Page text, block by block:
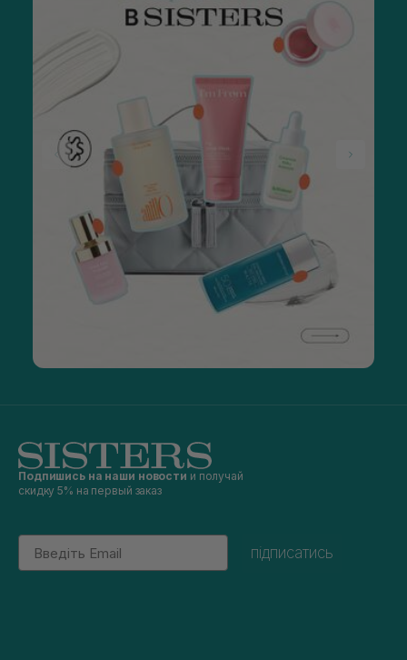
Подпишись на наши новости и получай
скидку 5% на первый заказ
Email
підписатись